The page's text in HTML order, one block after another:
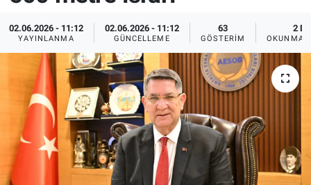
02.06.2026 - 11:12
YAYINLANMA
02.06.2026 - 11:12
GÜNCELLEME
63
GÖSTERIM
2 DK
OKUNMA
Doğa Konuşuyor
Dünya
Ege Saati
Ege'den Esintiler
Eğitim
Sağlık
Spor
Yayın Akışı
İletişim
Tüm Manşetler
Son Dakika Haberleri
Haber Arşivi